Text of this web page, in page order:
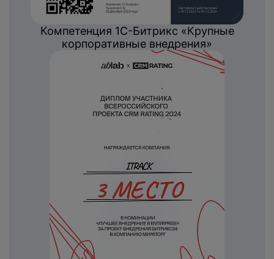
Компетенция 1С-Битрикс «Крупные
корпоративные внедрения»